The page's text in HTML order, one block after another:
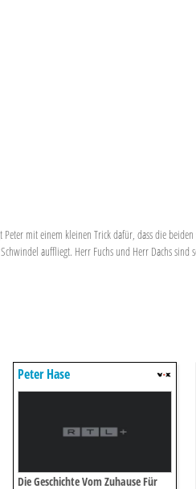
mit einem kleinen Trick dafür, dass die beiden
auffliegt. Herr Fuchs und Herr Dachs sind
Peter Hase
Die Geschichte Vom Zuhause Für